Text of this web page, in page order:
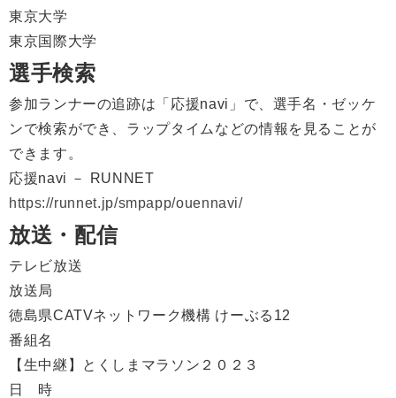
東京大学
東京国際大学
選手検索
参加ランナーの追跡は「応援navi」で、選手名・ゼッケ
ンで検索ができ、ラップタイムなどの情報を見ることが
できます。
応援navi － RUNNET
https://runnet.jp/smpapp/ouennavi/
放送・配信
テレビ放送
放送局
徳島県CATVネットワーク機構 けーぶる12
番組名
【生中継】とくしまマラソン２０２３
日 時